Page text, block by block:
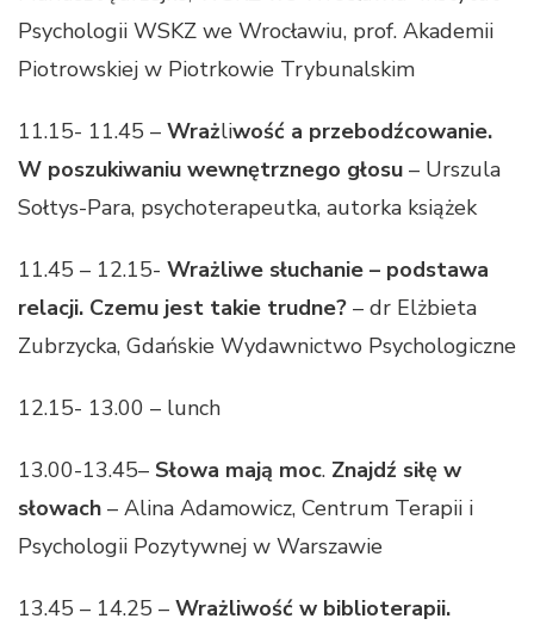
Psychologii WSKZ we Wrocławiu, prof. Akademii
Piotrowskiej w Piotrkowie Trybunalskim
11.15- 11.45 – Wrażliwość a przebodźcowanie.
W poszukiwaniu wewnętrznego głosu – Urszula
Sołtys-Para, psychoterapeutka, autorka książek
11.45 – 12.15- Wrażliwe słuchanie – podstawa
relacji. Czemu jest takie trudne? – dr Elżbieta
Zubrzycka, Gdańskie Wydawnictwo Psychologiczne
12.15- 13.00 – lunch
13.00-13.45– Słowa mają moc. Znajdź siłę w
słowach – Alina Adamowicz, Centrum Terapii i
Psychologii Pozytywnej w Warszawie
13.45 – 14.25 – Wrażliwość w biblioterapii.